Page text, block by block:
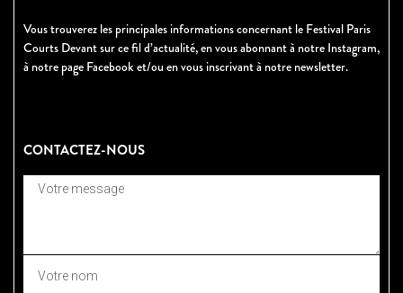
Vous trouverez les principales informations concernant le Festival Paris
Courts Devant sur ce fil d’actualité, en vous abonnant à notre Instagram,
à notre page Facebook et/ou en vous inscrivant à notre newsletter.
CONTACTEZ-NOUS